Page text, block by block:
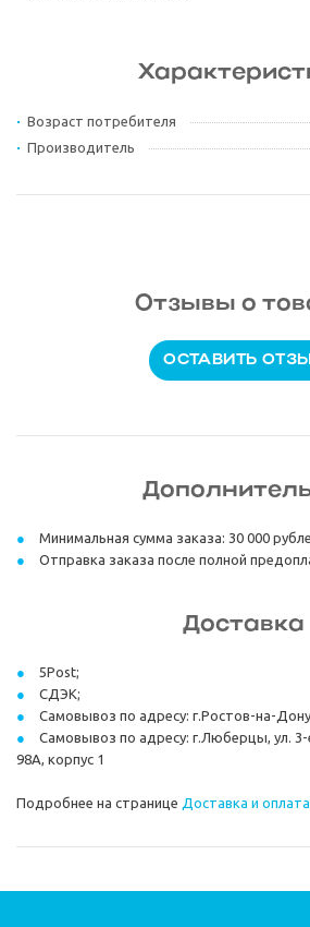
Возраст потребителя
Производитель
Отзывы о
ОСТАВИТЬ
Минимальная сумма заказа: 30 000
Отправка заказа после полной
Доставка
5Post;
СДЭК;
Самовывоз по адресу: г.Ростов-на-Дону,
Самовывоз по адресу: г.Люберцы, ул.
98А, корпус 1
Подробнее на странице Доставка и оплата